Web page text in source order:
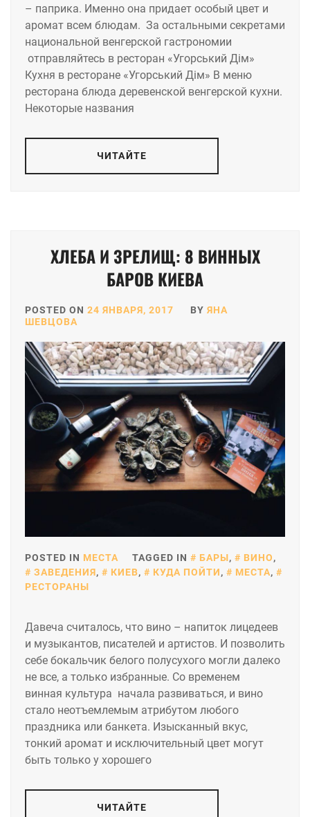
– паприка. Именно она придает особый цвет и
аромат всем блюдам. За остальными секретами
национальной венгерской гастрономии
отправляйтесь в ресторан «Угорський Дім»
Кухня в ресторане «Угорський Дім» В меню
ресторана блюда деревенской венгерской кухни.
Некоторые названия
ЧИТАЙТЕ
ХЛЕБА И ЗРЕЛИЩ: 8 ВИННЫХ
БАРОВ КИЕВА
POSTED ON 24 ЯНВАРЯ, 2017 BY ЯНА
ШЕВЦОВА
POSTED IN МЕСТА TAGGED IN БАРЫ, ВИНО,
ЗАВЕДЕНИЯ, КИЕВ, КУДА ПОЙТИ, МЕСТА,
РЕСТОРАНЫ
Давеча считалось, что вино – напиток лицедеев
и музыкантов, писателей и артистов. И позволить
себе бокальчик белого полусухого могли далеко
не все, а только избранные. Со временем
винная культура начала развиваться, и вино
стало неотъемлемым атрибутом любого
праздника или банкета. Изысканный вкус,
тонкий аромат и исключительный цвет могут
быть только у хорошего
ЧИТАЙТЕ